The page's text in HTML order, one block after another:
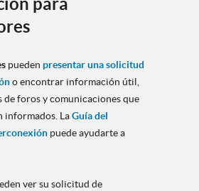
para
pueden presentar una solicitud
o encontrar información útil,
de foros y comunicaciones que
informados. LaGuía del
puede ayudarte a
ver su solicitud de